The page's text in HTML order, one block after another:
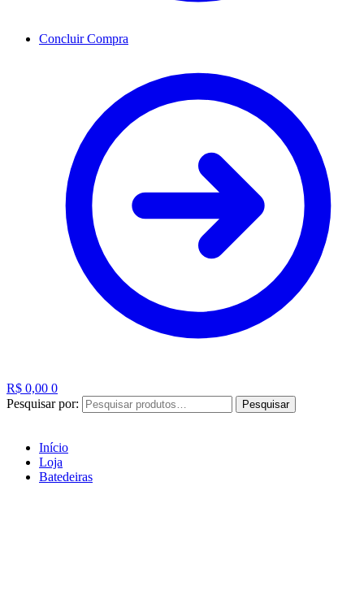
Concluir Compra
R$ 0,00 0
Pesquisar por:
Pesquisar
Início
Loja
Batedeiras